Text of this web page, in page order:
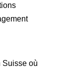
Suisse où